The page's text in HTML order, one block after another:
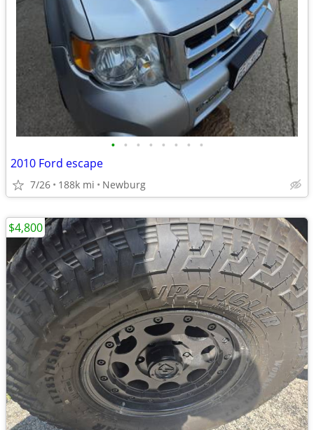
• • • • • • • •
2010 Ford escape
7/26 188k mi Newburg
$4,800